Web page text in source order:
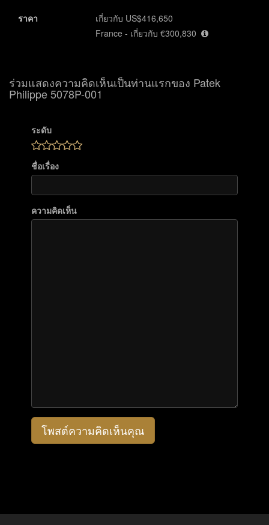
ราคา
เกี่ยวกับ US$416,650
France - เกี่ยวกับ €300,830
ร่วมแสดงความคิดเห็นเป็นท่านแรกของ Patek
Philippe 5078P-001
ระดับ
ชื่อเรื่อง
ความคิดเห็น
โพสต์ความคิดเห็นคุณ